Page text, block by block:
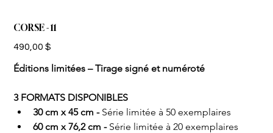
CORSE - 11
Prix
490,00 $
Éditions limitées – Tirage signé et numéroté
3 FORMATS DISPONIBLES
30 cm x 45 cm - Série limitée à 50 exemplaires
60 cm x 76,2 cm - Série limitée à 20 exemplaires